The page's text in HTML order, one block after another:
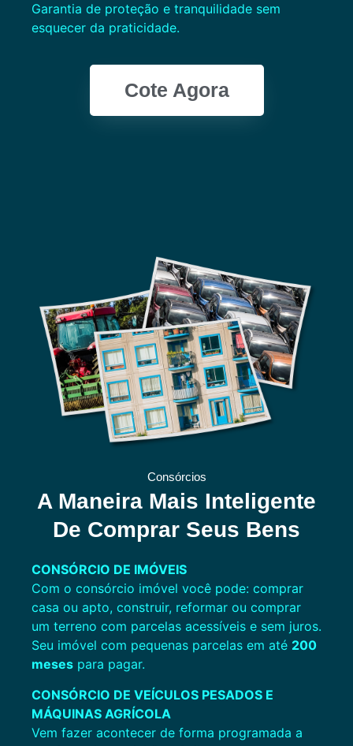
Garantia de proteção e tranquilidade sem
esquecer da praticidade.
Cote Agora
Consórcios
A Maneira Mais Inteligente
De Comprar Seus Bens
CONSÓRCIO DE IMÓVEIS
Com o consórcio imóvel você pode: comprar
casa ou apto, construir, reformar ou comprar
um terreno com parcelas acessíveis e sem juros.
Seu imóvel com pequenas parcelas em até 200
meses para pagar.
CONSÓRCIO DE VEÍCULOS PESADOS E
MÁQUINAS AGRÍCOLA
Vem fazer acontecer de forma programada a